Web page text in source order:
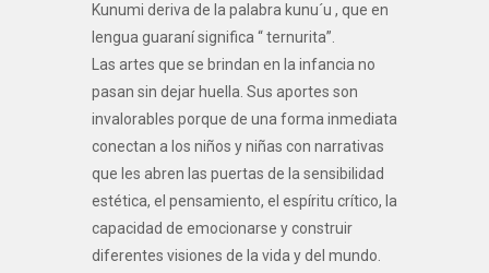
Kunumi deriva de la palabra kunu´u , que en
lengua guaraní significa “ ternurita”.
Las artes que se brindan en la infancia no
pasan sin dejar huella. Sus aportes son
invalorables porque de una forma inmediata
conectan a los niños y niñas con narrativas
que les abren las puertas de la sensibilidad
estética, el pensamiento, el espíritu crítico, la
capacidad de emocionarse y construir
diferentes visiones de la vida y del mundo.